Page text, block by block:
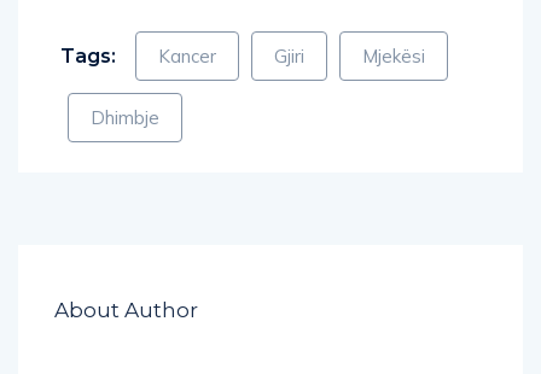
Tags: Kancer Gjiri Mjekësi
Dhimbje
About Author